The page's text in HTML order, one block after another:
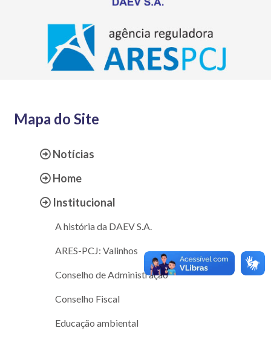
Mapa do Site
Notícias
Home
Institucional
A história da DAEV S.A.
ARES-PCJ: Valinhos
Conselho de Administração
Conselho Fiscal
Educação ambiental